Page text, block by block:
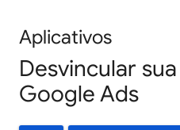
Aplicativos
Desvincular
Google Ads